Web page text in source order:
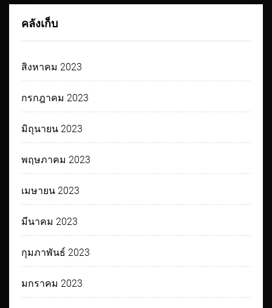
คลังเก็บ
สิงหาคม 2023
กรกฎาคม 2023
มิถุนายน 2023
พฤษภาคม 2023
เมษายน 2023
มีนาคม 2023
กุมภาพันธ์ 2023
มกราคม 2023